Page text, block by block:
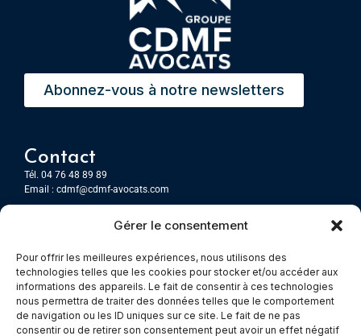
Gérer le consentement
Pour offrir les meilleures expériences, nous utilisons des
technologies telles que les cookies pour stocker et/ou accéder aux
informations des appareils. Le fait de consentir à ces technologies
nous permettra de traiter des données telles que le comportement
de navigation ou les ID uniques sur ce site. Le fait de ne pas
consentir ou de retirer son consentement peut avoir un effet négatif
Abonnez-vous à notre newsletters
Contact
Tél. 04 76 48 89 89
Email : cdmf@cdmf-avocats.com
7 Place Firmin Gautier
CS 80476
38016 GRENOBLE, Cedex 1
Chambery